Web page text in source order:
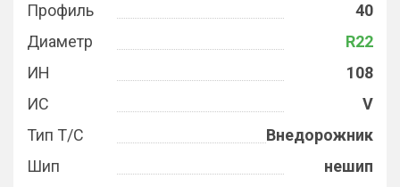
Профиль
40
Диаметр
R22
ИН
108
ИС
V
Тип Т/С
Внедорожник
Шип
нешип